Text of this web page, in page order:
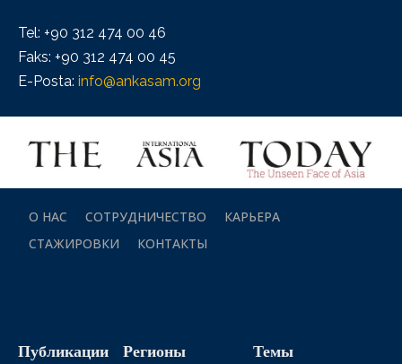
Tel: +90 312 474 00 46
Faks: +90 312 474 00 45
E-Posta: info@ankasam.org
О НАС СОТРУДНИЧЕСТВО
КАРЬЕРА
СТАЖИРОВКИ
КОНТАКТЫ
Публикации Регионы Темы